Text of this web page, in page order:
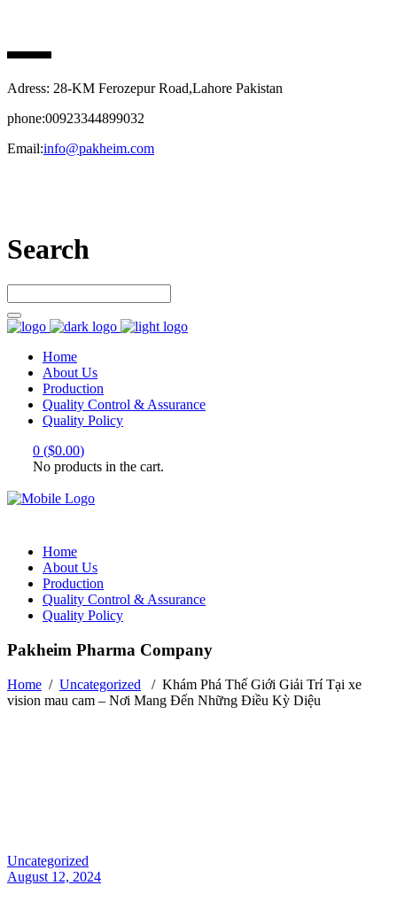
Adress: 28-KM Ferozepur Road,Lahore Pakistan
phone:00923344899032
Email:info@pakheim.com
Search
Home
About Us
Production
Quality Control & Assurance
Quality Policy
0 ($0.00)
No products in the cart.
Home
About Us
Production
Quality Control & Assurance
Quality Policy
Pakheim Pharma Company
Home / Uncategorized / Khám Phá Thế Giới Giải Trí Tại xe
vision mau cam – Nơi Mang Đến Những Điều Kỳ Diệu
Uncategorized
August 12, 2024